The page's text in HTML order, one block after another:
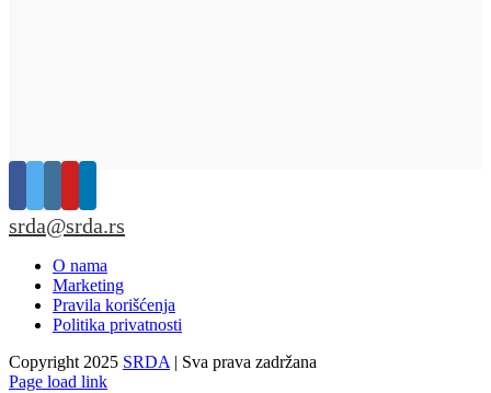
srda@srda.rs
O nama
Marketing
Pravila korišćenja
Politika privatnosti
Copyright 2025 SRDA | Sva prava zadržana
Page load link